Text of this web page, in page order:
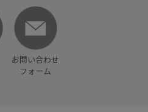
お問い合わせ
フォーム